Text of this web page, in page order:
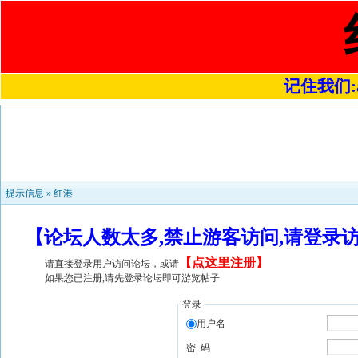
记住我们
提示信息 » 红港
【论坛人数太多,禁止游客访问,请登
请直接登录用户访问论坛，或请 【 点这里注册】
如果您已注册,请先登录论坛即可游览帖子
登录
用户名
密 码